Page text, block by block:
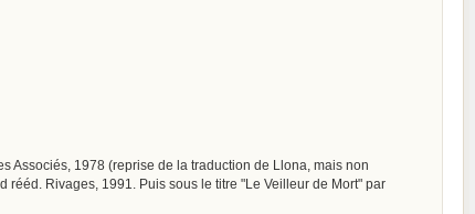
Associés, 1978 (reprise de la traduction de Llona, mais non
rééd. Rivages, 1991. Puis sous le titre "Le Veilleur de Mort" par